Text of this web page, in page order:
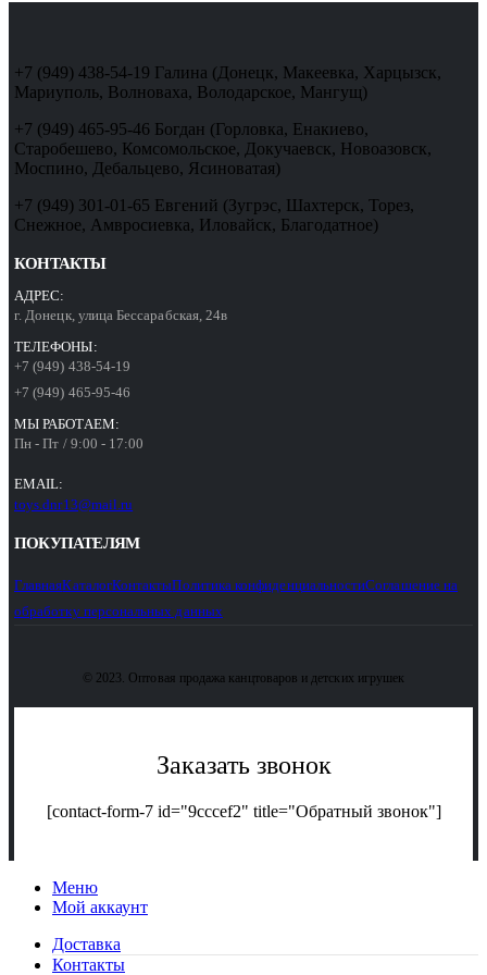
+7 (949) 438-54-19 Галина (Донецк, Макеевка, Харцызск,
Мариуполь, Волноваха, Володарское, Мангущ)
+7 (949) 465-95-46 Богдан (Горловка, Енакиево,
Старобешево, Комсомольское, Докучаевск, Новоазовск,
Моспино, Дебальцево, Ясиноватая)
+7 (949) 301-01-65 Евгений (Зугрэс, Шахтерск, Торез,
Снежное, Амвросиевка, Иловайск, Благодатное)
КОНТАКТЫ
АДРЕС:
г. Донецк, улица Бессарабская, 24в
ТЕЛЕФОНЫ:
+7 (949) 438-54-19
+7 (949) 465-95-46
МЫ РАБОТАЕМ:
Пн - Пт / 9:00 - 17:00
EMAIL:
toys.dnr13@mail.ru
ПОКУПАТЕЛЯМ
ГлавнаяКаталогКонтактыПолитика конфиденциальностиСоглашение на
обработку персональных данных
© 2023. Оптовая продажа канцтоваров и детских игрушек
Заказать звонок
[contact-form-7 id="9cccef2" title="Обратный звонок"]
Меню
Мой аккаунт
Доставка
Контакты